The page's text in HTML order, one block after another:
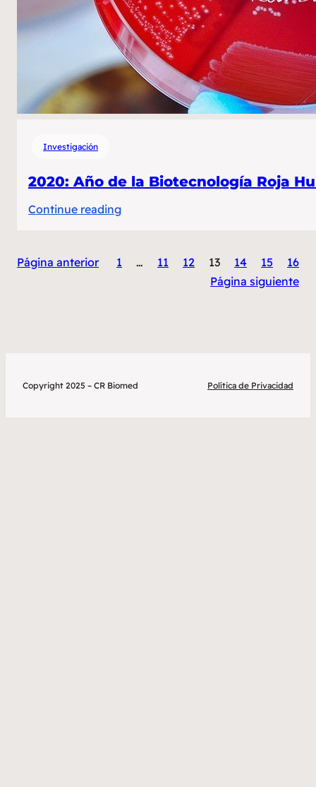
en
LATAM
por
Allbiotech
Investigación
2020: Año de la Biotecnología Roja
Continue reading:
de
Página anterior 1 … 11 12 13 14 15
16
Página siguiente
Copyright 2025 – CR Biomed Política de Privacidad